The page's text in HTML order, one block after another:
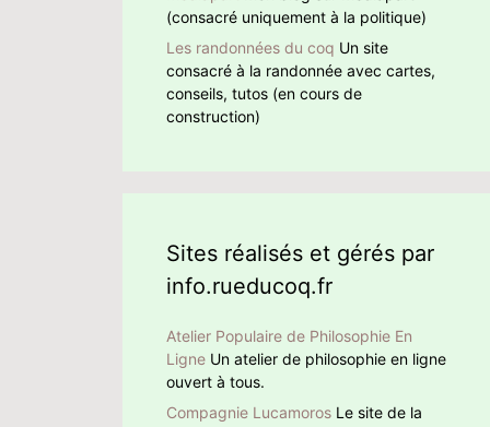
(consacré uniquement à la politique)
Les randonnées du coq Un site
consacré à la randonnée avec cartes,
conseils, tutos (en cours de
construction)
Sites réalisés et gérés par
info.rueducoq.fr
Atelier Populaire de Philosophie En
Ligne Un atelier de philosophie en ligne
ouvert à tous.
Compagnie Lucamoros Le site de la